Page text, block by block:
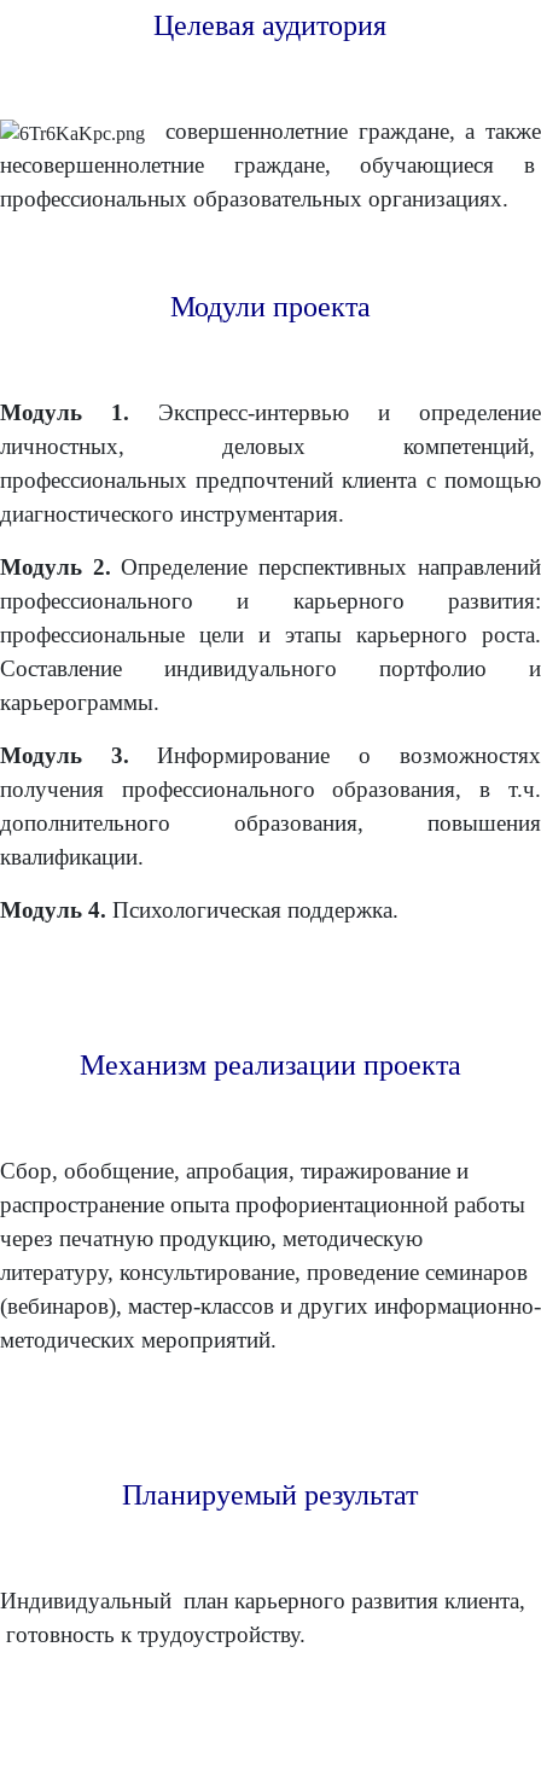
Целевая аудитория
совершеннолетние граждане, а также
несовершеннолетние граждане, обучающиеся в
профессиональных образовательных организациях.
Модули проекта
Модуль 1. Экспресс-интервью и определение
личностных, деловых компетенций,
профессиональных предпочтений клиента с помощью
диагностического инструментария.
Модуль 2. Определение перспективных направлений
профессионального и карьерного развития:
профессиональные цели и этапы карьерного роста.
Составление индивидуального портфолио и
карьерограммы.
Модуль 3. Информирование о возможностях
получения профессионального образования, в т.ч.
дополнительного образования, повышения
квалификации.
Модуль 4. Психологическая поддержка.
Механизм реализации проекта
Сбор, обобщение, апробация, тиражирование и
распространение опыта профориентационной работы
через печатную продукцию, методическую
литературу, консультирование, проведение семинаров
(вебинаров), мастер-классов и других информационно-
методических мероприятий.
Планируемый результат
Индивидуальный план карьерного развития клиента,
готовность к трудоустройству.